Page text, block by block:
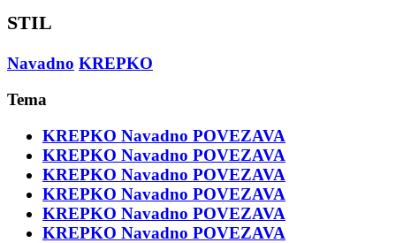
STIL
Navadno KREPKO
Tema
KREPKO Navadno POVEZAVA
KREPKO Navadno POVEZAVA
KREPKO Navadno POVEZAVA
KREPKO Navadno POVEZAVA
KREPKO Navadno POVEZAVA
KREPKO Navadno POVEZAVA